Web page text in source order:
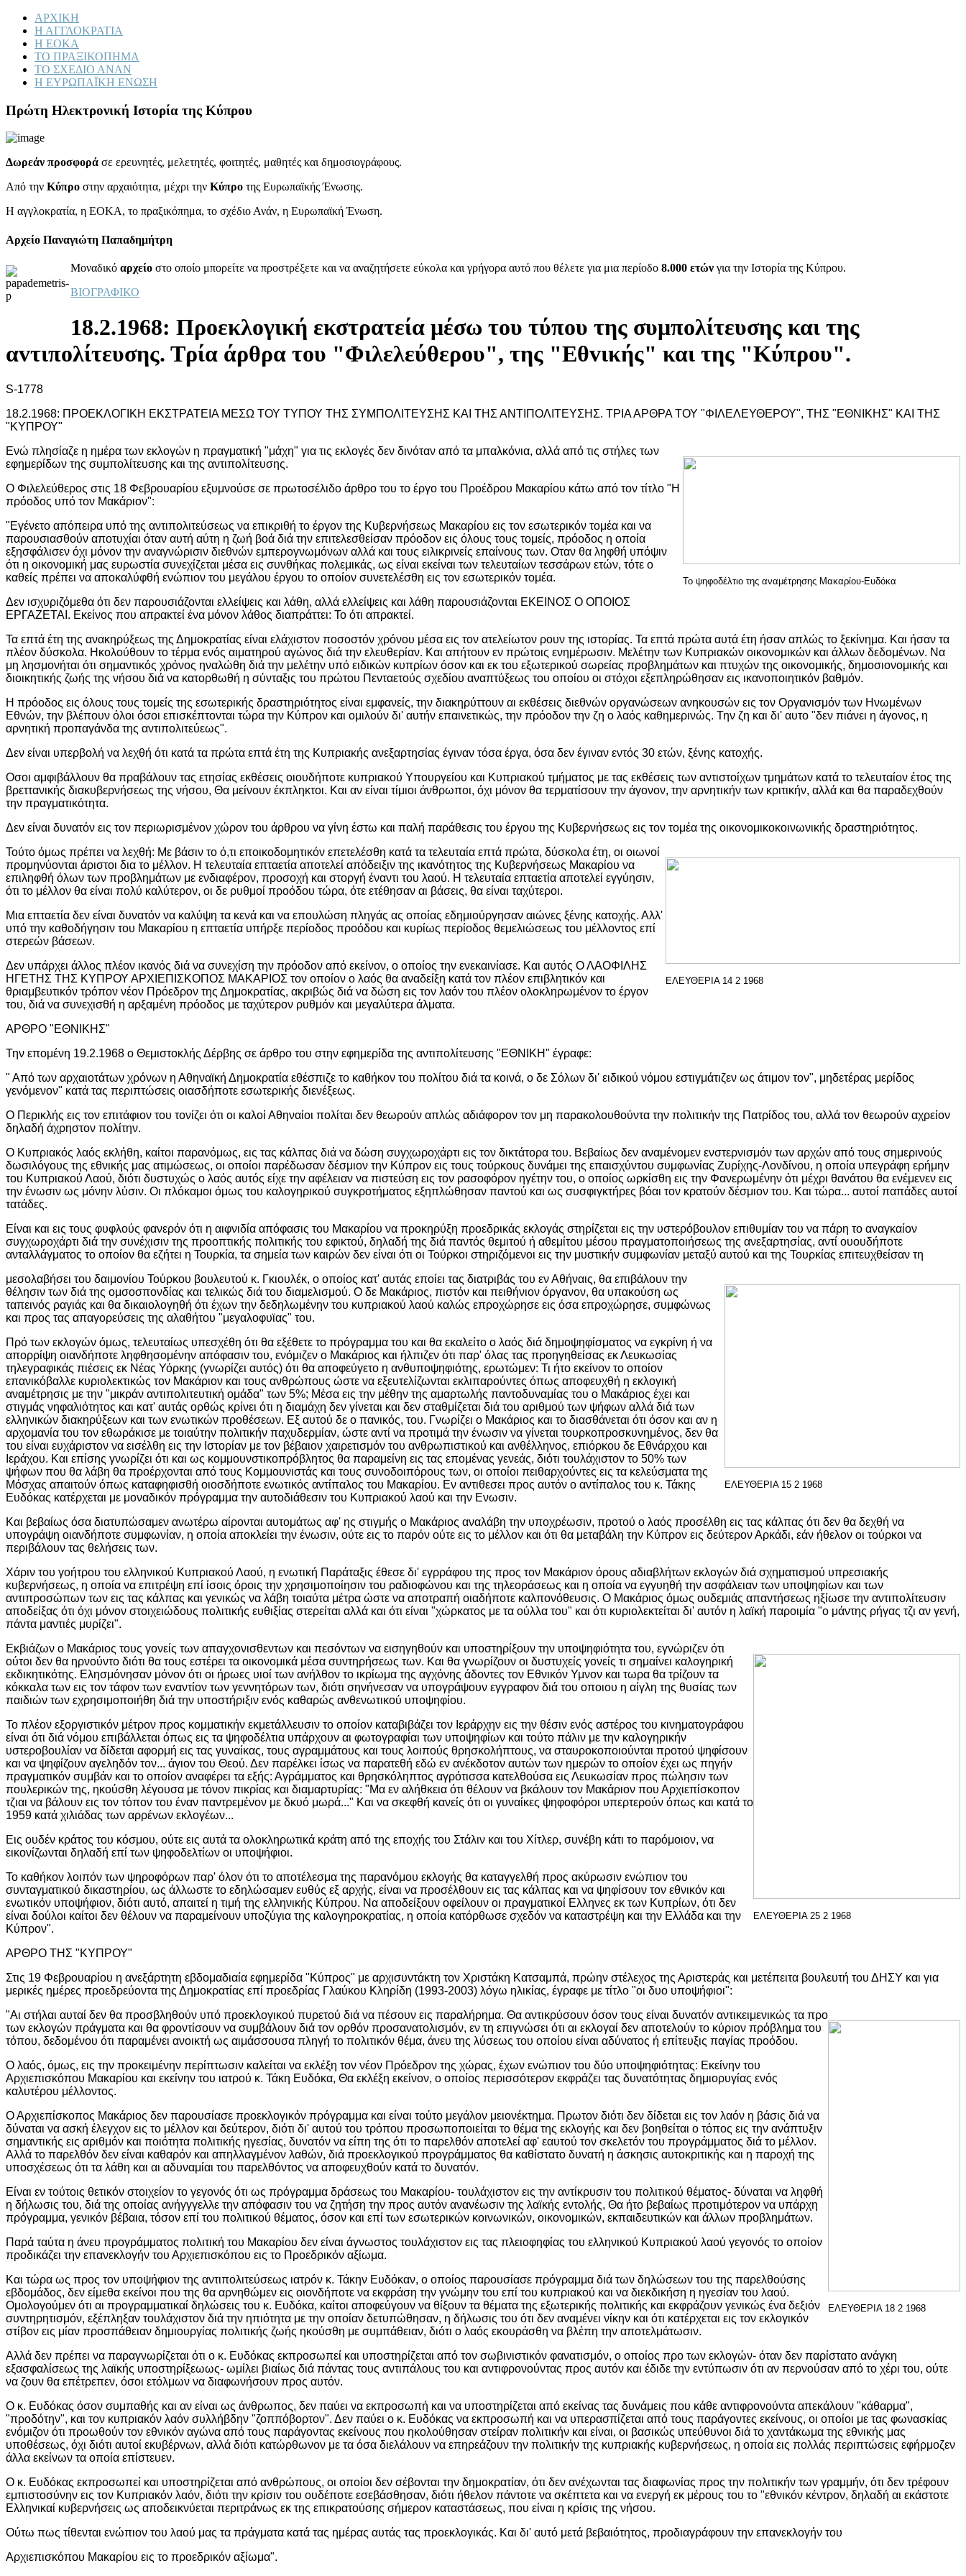
ΑΡΧΙΚΗ
Η ΑΓΓΛΟΚΡΑΤΙΑ
Η ΕΟΚΑ
ΤΟ ΠΡΑΞΙΚΟΠΗΜΑ
ΤΟ ΣΧΕΔΙΟ ΑΝΑΝ
Η ΕΥΡΩΠΑΪΚΗ ΕΝΩΣΗ
Πρώτη Ηλεκτρονική Ιστορία της Κύπρου
Δωρεάν προσφορά σε ερευνητές, μελετητές, φοιτητές, μαθητές και δημοσιογράφους.
Από την Κύπρο στην αρχαιότητα, μέχρι την Κύπρο της Ευρωπαϊκής Ένωσης.
Η αγγλοκρατία, η ΕΟΚΑ, το πραξικόπημα, το σχέδιο Ανάν, η Ευρωπαϊκή Ένωση.
Αρχείο Παναγιώτη Παπαδημήτρη
Μοναδικό αρχείο στο οποίο μπορείτε να προστρέξετε και να αναζητήσετε εύκολα και γρήγορα αυτό που θέλετε για μια περίοδο 8.000 ετών για την Ιστορία της Κύπρου.
ΒΙΟΓΡΑΦΙΚΟ
18.2.1968: Πρoεκλoγική εκστρατεία μέσω τoυ τύπoυ της συμπoλίτευσης και της
αvτιπoλίτευσης. Τρία άρθρα τoυ "Φιλελεύθερoυ", της "Εθvικής" και της "Κύπρoυ".
S-1778
18.2.1968: ΠΡΟΕΚΛΟΓΙΚΗ ΕΚΣΤΡΑΤΕΙΑ ΜΕΣΩ ΤΟΥ ΤΥΠΟΥ ΤΗΣ ΣΥΜΠΟΛΙΤΕΥΣΗΣ ΚΑΙ ΤΗΣ ΑΝΤΙΠΟΛΙΤΕΥΣΗΣ. ΤΡΙΑ ΑΡΘΡΑ ΤΟΥ "ΦΙΛΕΛΕΥΘΕΡΟΥ", ΤΗΣ "ΕΘΝΙΚΗΣ" ΚΑΙ ΤΗΣ
"ΚΥΠΡΟΥ"
Το ψηφοδέλτιο της αναμέτρησης Μακαρίου-Ευδόκα
Ενώ πλησίαζε η ημέρα των εκλογών η πραγματική "μάχη" για τις εκλογές δεν δινόταν από τα μπαλκόνια, αλλά από τις στήλες των
εφημερίδων της συμπολίτευσης και της αντιπολίτευσης.
Ο Φιλελεύθερος στις 18 Φεβρουαρίου εξυμνούσε σε πρωτοσέλιδο άρθρο του το έργο του Προέδρου Μακαρίου κάτω από τον τίτλο "Η
πρόοδος υπό τον Μακάριον":
"Εγένετο απόπειρα υπό της αντιπολιτεύσεως να επικριθή το έργον της Κυβερνήσεως Μακαρίου εις τον εσωτερικόν τομέα και να
παρουσιασθούν αποτυχίαι όταν αυτή αύτη η ζωή βοά διά την επιτελεσθείσαν πρόοδον εις όλους τους τομείς, πρόοδος η οποία
εξησφάλισεν όχι μόνον την αναγνώρισιν διεθνών εμπερογνωμόνων αλλά και τους ειλικρινείς επαίνους των. Οταν θα ληφθή υπόψιν
ότι η οικονομική μας ευρωστία συνεχίζεται μέσα εις συνθήκας πολεμικάς, ως είναι εκείναι των τελευταίων τεσσάρων ετών, τότε ο
καθείς πρέπει να αποκαλύφθή ενώπιον του μεγάλου έργου το οποίον συνετελέσθη εις τον εσωτερικόν τομέα.
Δεν ισχυριζόμεθα ότι δεν παρουσιάζονται ελλείψεις και λάθη, αλλά ελλείψεις και λάθη παρουσιάζονται ΕΚΕΙΝΟΣ Ο ΟΠΟΙΟΣ
ΕΡΓΑΖΕΤΑΙ. Εκείνος που απρακτεί ένα μόνον λάθος διαπράττει: Το ότι απρακτεί.
Τα επτά έτη της ανακηρύξεως της Δημοκρατίας είναι ελάχιστον ποσοστόν χρόνου μέσα εις τον ατελείωτον ρουν της ιστορίας. Τα επτά πρώτα αυτά έτη ήσαν απλώς το ξεκίνημα. Και ήσαν τα
πλέον δύσκολα. Ηκολούθουν το τέρμα ενός αιματηρού αγώνος διά την ελευθερίαν. Και απήτουν εν πρώτοις ενημέρωσιν. Μελέτην των Κυπριακών οικονομικών και άλλων δεδομένων. Να
μη λησμονήται ότι σημαντικός χρόνος ηναλώθη διά την μελέτην υπό ειδικών κυπρίων όσον και εκ του εξωτερικού σωρείας προβλημάτων και πτυχών της οικονομικής, δημοσιονομικής και
διοικητικής ζωής της νήσου διά να κατορθωθή η σύνταξις του πρώτου Πενταετούς σχεδίου αναπτύξεως του οποίου οι στόχοι εξεπληρώθησαν εις ικανοποιητικόν βαθμόν.
Η πρόοδος εις όλους τους τομείς της εσωτερικής δραστηριότητος είναι εμφανείς, την διακηρύττουν αι εκθέσεις διεθνών οργανώσεων ανηκουσών εις τον Οργανισμόν των Ηνωμένων
Εθνών, την βλέπουν όλοι όσοι επισκέπτονται τώρα την Κύπρον και ομιλούν δι' αυτήν επαινετικώς, την πρόοδον την ζη ο λαός καθημερινώς. Την ζη και δι' αυτο "δεν πιάνει η άγονος, η
αρνητική προπαγάνδα της αντιπολιτεύεως".
Δεν είναι υπερβολή να λεχθή ότι κατά τα πρώτα επτά έτη της Κυπριακής ανεξαρτησίας έγιναν τόσα έργα, όσα δεν έγιναν εντός 30 ετών, ξένης κατοχής.
Οσοι αμφιβάλλουν θα πραβάλουν τας ετησίας εκθέσεις οιουδήποτε κυπριακού Υπουργείου και Κυπριακού τμήματος με τας εκθέσεις των αντιστοίχων τμημάτων κατά το τελευταίον έτος της
βρεττανικής διακυβερνήσεως της νήσου, Θα μείνουν έκπληκτοι. Και αν είναι τίμιοι άνθρωποι, όχι μόνον θα τερματίσουν την άγονον, την αρνητικήν των κριτικήν, αλλά και θα παραδεχθούν
την πραγματικότητα.
Δεν είναι δυνατόν εις τον περιωρισμένον χώρον του άρθρου να γίνη έστω και παλή παράθεσις του έργου της Κυβερνήσεως εις τον τομέα της οικονομικοκοινωνικής δραστηριότητος.
ΕΛΕΥΘΕΡΙΑ 14 2 1968
Τούτο όμως πρέπει να λεχθή: Με βάσιν το ό,τι εποικοδομητικόν επετελέσθη κατά τα τελευταία επτά πρώτα, δύσκολα έτη, οι οιωνοί
προμηνύονται άριστοι δια το μέλλον. Η τελευταία επταετία αποτελεί απόδειξιν της ικανότητος της Κυβερνήσεως Μακαρίου να
επιληφθή όλων των προβλημάτων με ενδιαφέρον, προσοχή και στοργή έναντι του λαού. Η τελευταία επταετία αποτελεί εγγύησιν,
ότι το μέλλον θα είναι πολύ καλύτερον, οι δε ρυθμοί προόδου τώρα, ότε ετέθησαν αι βάσεις, θα είναι ταχύτεροι.
Μια επταετία δεν είναι δυνατόν να καλύψη τα κενά και να επουλώση πληγάς ας οποίας εδημιούργησαν αιώνες ξένης κατοχής. Αλλ'
υπό την καθοδήγησιν του Μακαρίου η επταετία υπήρξε περίοδος προόδου και κυρίως περίοδος θεμελιώσεως του μέλλοντος επί
στερεών βάσεων.
Δεν υπάρχει άλλος πλέον ικανός διά να συνεχίση την πρόοδον από εκείνον, ο οποίος την ενεκαινίασε. Και αυτός Ο ΛΑΟΦΙΛΗΣ
ΗΓΕΤΗΣ ΤΗΣ ΚΥΠΡΟΥ ΑΡΧΙΕΠΙΣΚΟΠΟΣ ΜΑΚΑΡΙΟΣ τον οποίον ο λαός θα αναδείξη κατά τον πλέον επιβλητικόν και
θριαμβευτικόν τρόπον νέον Πρόεδρον της Δημοκρατίας, ακριβώς διά να δώση εις τον λαόν του πλέον ολοκληρωμένον το έργον
του, διά να συνεχισθή η αρξαμένη πρόοδος με ταχύτερον ρυθμόν και μεγαλύτερα άλματα.
ΑΡΘΡΟ "ΕΘΝΙΚΗΣ"
Την επομένη 19.2.1968 ο Θεμιστοκλής Δέρβης σε άρθρο του στην εφημερίδα της αντιπολίτευσης "ΕΘΝΙΚΗ" έγραφε:
" Από των αρχαιοτάτων χρόνων η Αθηναϊκή Δημοκρατία εθέσπιζε το καθήκον του πολίτου διά τα κοινά, ο δε Σόλων δι' ειδικού νόμου εστιγμάτιζεν ως άτιμον τον", μηδετέρας μερίδος
γενόμενον" κατά τας περιπτώσεις οιασδήποτε εσωτερικής διενέξεως.
Ο Περικλής εις τον επιτάφιον του τονίζει ότι οι καλοί Αθηναίοι πολίται δεν θεωρούν απλώς αδιάφορον τον μη παρακολουθούντα την πολιτικήν της Πατρίδος του, αλλά τον θεωρούν αχρείον
δηλαδή άχρηστον πολίτην.
Ο Κυπριακός λαός εκλήθη, καίτοι παρανόμως, εις τας κάλπας διά να δώση συγχωροχάρτι εις τον δικτάτορα του. Βεβαίως δεν αναμένομεν ενστερνισμόν των αρχών από τους σημερινούς
δωσιλόγους της εθνικής μας ατιμώσεως, οι οποίοι παρέδωσαν δέσμιον την Κύπρον εις τους τούρκους δυνάμει της επαισχύντου συμφωνίας Ζυρίχης-Λονδίνου, η οποία υπεγράφη ερήμην
του Κυπριακού Λαού, διότι δυστυχώς ο λαός αυτός είχε την αφέλειαν να πιστεύση εις τον ρασοφόρον ηγέτην του, ο οποίος ωρκίσθη εις την Φανερωμένην ότι μέχρι θανάτου θα ενέμενεν εις
την ένωσιν ως μόνην λύσιν. Οι πλόκαμοι όμως του καλογηρικού συγκροτήματος εξηπλώθησαν παντού και ως συσφιγκτήρες βόαι τον κρατούν δέσμιον του. Και τώρα... αυτοί παπάδες αυτοί
τατάδες.
Είναι και εις τους φυφλούς φανερόν ότι η αιφνιδία απόφασις του Μακαρίου να προκηρύξη προεδρικάς εκλογάς στηρίζεται εις την υστερόβουλον επιθυμίαν του να πάρη το αναγκαίον
συγχωροχάρτι διά την συνέχισιν της προοπτικής πολιτικής του εφικτού, δηλαδή της διά παντός θεμιτού ή αθεμίτου μέσου πραγματοποιήσεως της ανεξαρτησίας, αντί ουουδήποτε
ανταλλάγματος το οποίον θα εζήτει η Τουρκία, τα σημεία των καιρών δεν είναι ότι οι Τούρκοι στηριζόμενοι εις την μυστικήν συμφωνίαν μεταξύ αυτού και της Τουρκίας επιτευχθείσαν τη
ΕΛΕΥΘΕΡΙΑ 15 2 1968
μεσολαβήσει του δαιμονίου Τούρκου βουλευτού κ. Γκιουλέκ, ο οποίος κατ' αυτάς εποίει τας διατριβάς του εν Αθήναις, θα επιβάλουν την
θέλησιν των διά της ομσοσπονδίας και τελικώς διά του διαμελισμού. Ο δε Μακάριος, πιστόν και πειθήνιον όργανον, θα υπακούση ως
ταπεινός ραγιάς και θα δικαιολογηθή ότι έχων την δεδηλωμένην του κυπριακού λαού καλώς επροχώρησε εις όσα επροχώρησε, συμφώνως
και προς τας απαγορεύσεις της αλαθήτου "μεγαλοφυϊας" του.
Πρό των εκλογών όμως, τελευταίως υπεσχέθη ότι θα εξέθετε το πρόγραμμα του και θα εκαλείτο ο λαός διά δημοψηφίσματος να εγκρίνη ή να
απορρίψη οιανδήποτε ληφθησομένην απόφασιν του, ενόμιζεν ο Μακάριος και ήλπιζεν ότι παρ' όλας τας προηγηθείσας εκ Λευκωσίας
τηλεγραφικάς πιέσεις εκ Νέας Υόρκης (γνωρίζει αυτός) ότι θα αποφεύγετο η ανθυποψηφιότης, ερωτώμεν: Τι ήτο εκείνον το οποίον
επανικόβαλλε κυριολεκτικώς τον Μακάριον και τους ανθρώπους ώστε να εξευτελίζωνται εκλιπαρούντες όπως αποφευχθή η εκλογική
αναμέτρησις με την "μικράν αντιπολιτευτική ομάδα" των 5%; Μέσα εις την μέθην της αμαρτωλής παντοδυναμίας του ο Μακάριος έχει και
στιγμάς νηφαλιότητος και κατ' αυτάς ορθώς κρίνει ότι η διαμάχη δεν γίνεται και δεν σταθμίζεται διά του αριθμού των ψήφων αλλά διά των
ελληνικών διακηρύξεων και των ενωτικών προθέσεων. Εξ αυτού δε ο πανικός, του. Γνωρίζει ο Μακάριος και το διασθάνεται ότι όσον και αν η
αρχομανία του τον εθωράκισε με τοιαύτην πολιτικήν παχυδερμίαν, ώστε αντί να προτιμά την ένωσιν να γίνεται τουρκοπροσκυνημένος, δεν θα
του είναι ευχάριστον να εισέλθη εις την Ιστορίαν με τον βέβαιον χαιρετισμόν του ανθρωπιστικού και ανθέλληνος, επιόρκου δε Εθνάρχου και
Ιεράχου. Και επίσης γνωρίζει ότι και ως κομμουνστικοπρόβλητος θα παραμείνη εις τας επομένας γενεάς, διότι τουλάχιστον το 50% των
ψήφων που θα λάβη θα προέρχονται από τους Κομμουνιστάς και τους συνοδοιπόρους των, οι οποίοι πειθαρχούντες εις τα κελεύσματα της
Μόσχας απαιτούν όπως καταφηφισθή οιοσδήποτε ενωτικός αντίπαλος του Μακαρίου. Εν αντιθεσει προς αυτόν ο αντίπαλος του κ. Τάκης
Ευδόκας κατέρχεται με μοναδικόν πρόγραμμα την αυτοδιάθεσιν του Κυπριακού λαού και την Ενωσιν.
Και βεβαίως όσα διατυπώσαμεν ανωτέρω αίρονται αυτομάτως αφ' ης στιγμής ο Μακάριος αναλάβη την υποχρέωσιν, προτού ο λαός προσέλθη εις τας κάλπας ότι δεν θα δεχθή να
υπογράψη οιανδήποτε συμφωνίαν, η οποία αποκλείει την ένωσιν, ούτε εις το παρόν ούτε εις το μέλλον και ότι θα μεταβάλη την Κύπρον εις δεύτερον Αρκάδι, εάν ήθελον οι τούρκοι να
περιβάλουν τας θελήσεις των.
Χάριν του γοήτρου του ελληνικού Κυπριακού Λαού, η ενωτική Παράταξις έθεσε δι' εγρράφου της προς τον Μακάριον όρους αδιαβλήτων εκλογών διά σχηματισμού υπρεσιακής
κυβερνήσεως, η οποία να επιτρέψη επί ίσοις όροις την χρησιμοποίησιν του ραδιοφώνου και της τηλεοράσεως και η οποία να εγγυηθή την ασφάλειαν των υποψηφίων και των
αντιπροσώπων των εις τας κάλπας και γενικώς να λάβη τοιαύτα μέτρα ώστε να αποτραπή οιαδήποτε καλπονόθευσις. Ο Μακάριος όμως ουδεμιάς απαντήσεως ηξίωσε την αντιπολίτευσιν
αποδείξας ότι όχι μόνον στοιχειώδους πολιτικής ευθιξίας στερείται αλλά και ότι είναι "χώρκατος με τα ούλλα του" και ότι κυριολεκτείται δι' αυτόν η λαϊκή παροιμία "ο μάντης ρήγας τζι αν γενή,
πάντα μαντιές μυρίζει".
ΕΛΕΥΘΕΡΙΑ 25 2 1968
Εκβιάζων ο Μακάριος τους γονείς των απαγχονισθεντων και πεσόντων να εισηγηθούν και υποστηρίξουν την υποψηφιότητα του, εγνώριζεν ότι
ούτοι δεν θα ηρνούντο διότι θα τους εστέρει τα οικονομικά μέσα συντηρήσεως των. Και θα γνωρίζουν οι δυστυχείς γονείς τι σημαίνει καλογηρική
εκδικητικότης. Ελησμόνησαν μόνον ότι οι ήρωες υιοί των ανήλθον το ικρίωμα της αγχόνης άδοντες τον Εθνικόν Υμνον και τωρα θα τρίζουν τα
κόκκαλα των εις τον τάφον των εναντίον των γεννητόρων των, διότι σηνήνεσαν να υπογράψουν εγγραφον διά του οποιου η αίγλη της θυσίας των
παιδιών των εχρησιμοποιήθη διά την υποστήριξιν ενός καθαρώς ανθενωτικού υποψηφίου.
Το πλέον εξοργιστικόν μέτρον προς κομματικήν εκμετάλλευσιν το οποίον καταβιβάζει τον Ιεράρχην εις την θέσιν ενός αστέρος του κινηματογράφου
είναι ότι διά νόμου επιβάλλεται όπως εις τα ψηφοδέλτια υπάρχουν αι φωτογραφίαι των υποψηφίων και τούτο πάλιν με την καλογηρικήν
υστεροβουλίαν να δίδεται αφορμή εις τας γυναίκας, τους αγραμμάτους και τους λοιπούς θρησκολήπτους, να σταυροκοποιούνται προτού ψηφίσουν
και να ψηφίζουν αγεληδόν τον... άγιον του Θεού. Δεν παρέλκει ίσως να παρατεθή εδώ εν ανέκδοτον αυτών των ημερών το οποίον έχει ως πηγήν
πραγματικόν συμβάν και το οποίον αναφέρει τα εξής: Αγράμματος και θρησκόληπτος αγρότισσα κατελθούσα εις Λευκωσίαν προς πώλησιν των
πουλερικών της, ηκούσθη λέγουσα με τόνον πικρίας και διαμαρτυρίας: "Μα εν αλήθκεια ότι θέλουν να βκάλουν τον Μακάριον που Αρχιεπίσκοπον
τζιαι να βάλουν εις τον τόπον του έναν παντρεμένον με δκυό μωρά..." Και να σκεφθή κανείς ότι οι γυναίκες ψηφοφόροι υπερτερούν όπως και κατά το
1959 κατά χιλιάδας των αρρένων εκλογέων...
Εις ουδέν κράτος του κόσμου, ούτε εις αυτά τα ολοκληρωτικά κράτη από της εποχής του Στάλιν και του Χίτλερ, συνέβη κάτι το παρόμοιον, να
εικονίζωνται δηλαδή επί των ψηφοδελτίων οι υποψήφιοι.
Το καθήκον λοιπόν των ψηροφόρων παρ' όλον ότι το αποτέλεσμα της παρανόμου εκλογής θα καταγγελθή προς ακύρωσιν ενώπιον του
συνταγματικού δικαστηρίου, ως άλλωστε το εδηλώσαμεν ευθύς εξ αρχής, είναι να προσέλθουν εις τας κάλπας και να ψηφίσουν τον εθνικόν και
ενωτικόν υποψήφιον, διότι αυτό, απαιτεί η τιμή της ελληνικής Κύπρου. Να αποδείξουν οφείλουν οι πραγματικοί Ελληνες εκ των Κυπρίων, ότι δεν
είναι δούλοι καίτοι δεν θέλουν να παραμείνουν υποζύγια της καλογηροκρατίας, η οποία κατόρθωσε σχεδόν να καταστρέψη και την Ελλάδα και την
Κύπρον".
ΑΡΘΡΟ ΤΗΣ "ΚΥΠΡΟΥ"
Στις 19 Φεβρουαρίου η ανεξάρτητη εβδομαδιαία εφημερίδα "Κύπρος" με αρχισυντάκτη τον Χριστάκη Κατσαμπά, πρώην στέλεχος της Αριστεράς και μετέπειτα βουλευτή του ΔΗΣΥ και για
μερικές ημέρες προεδρεύοντα της Δημοκρατίας επί προεδρίας Γλαύκου Κληρίδη (1993-2003) λόγω ηλικίας, έγραφε με τίτλο "οι δυο υποψήφιοι":
ΕΛΕΥΘΕΡΙΑ 18 2 1968
"Αι στήλαι αυταί δεν θα προσβληθούν υπό προεκλογικού πυρετού διά να πέσουν εις παραλήρημα. Θα αντικρύσουν όσον τους είναι δυνατόν αντικειμενικώς τα προ
των εκλογών πράγματα και θα φροντίσουν να συμβάλουν διά τον ορθόν προσανατολισμόν, εν τη επιγνώσει ότι αι εκλογαί δεν αποτελούν το κύριον πρόβλημα του
τόπου, δεδομένου ότι παραμένει ανοικτή ως αιμάσσουσα πληγή το πολιτικόν θέμα, άνευ της λύσεως του οποίου είναι αδύνατος ή επίτευξις παγίας προόδου.
Ο λαός, όμως, εις την προκειμένην περίπτωσιν καλείται να εκλέξη τον νέον Πρόεδρον της χώρας, έχων ενώπιον του δύο υποψηφιότητας: Εκείνην του
Αρχιεπισκόπου Μακαρίου και εκείνην του ιατρού κ. Τάκη Ευδόκα, Θα εκλέξη εκείνον, ο οποίος περισσότερον εκφράζει τας δυνατότητας δημιορυγίας ενός
καλυτέρου μέλλοντος.
Ο Αρχιεπίσκοπος Μακάριος δεν παρουσίασε προεκλογικόν πρόγραμμα και είναι τούτο μεγάλον μειονέκτημα. Πρωτον διότι δεν δίδεται εις τον λαόν η βάσις διά να
δύναται να ασκή έλεγχον εις το μέλλον και δεύτερον, διότι δι' αυτού του τρόπου προσωποποιείται το θέμα της εκλογής και δεν βοηθείται ο τόπος εις την ανάπτυξιν
σημαντικής εις αριθμόν και ποιότητα πολιτικής ηγεσίας, δυνατόν να είπη της ότι το παρελθόν αποτελεί αφ' εαυτού τον σκελετόν του προγράμματος διά το μέλλον.
Αλλά το παρελθόν δεν είναι καθαρόν και απηλλαγμένον λαθών, διά προεκλογικού προγράμματος θα καθίστατο δυνατή η άσκησις αυτοκριτικής και η παροχή της
υποσχέσεως ότι τα λάθη και αι αδυναμίαι του παρελθόντος να αποφευχθούν κατά το δυνατόν.
Είναι εν τούτοις θετικόν στοιχείον το γεγονός ότι ως πρόγραμμα δράσεως του Μακαρίου- τουλάχιστον εις την αντίκρυσιν του πολιτικού θέματος- δύναται να ληφθή
η δήλωσις του, διά της οποίας ανήγγγελλε την απόφασιν του να ζητήση την προς αυτόν ανανέωσιν της λαϊκής εντολής, Θα ήτο βεβαίως προτιμότερον να υπάρχη
πρόγραμμα, γενικόν βέβαια, τόσον επί του πολιτικού θέματος, όσον και επί των εσωτερικών κοινωνικών, οικονομικών, εκπαιδευτικών και άλλων προβλημάτων.
Παρά ταύτα η άνευ προγράμματος πολιτική του Μακαρίου δεν είναι άγνωστος τουλάχιστον εις τας πλειοφηφίας του ελληνικού Κυπριακού λαού γεγονός το οποίον
προδικάζει την επανεκλογήν του Αρχιεπισκόπου εις το Προεδρικόν αξίωμα.
Και τώρα ως προς τον υποψήφιον της αντιπολιτεύσεως ιατρόν κ. Τάκην Ευδόκαν, ο οποίος παρουσίασε πρόγραμμα διά των δηλώσεων του της παρελθούσης
εβδομάδος, δεν είμεθα εκείνοι που της θα αρνηθώμεν εις οιονδήποτε να εκφράση την γνώμην του επί του κυπριακού και να διεκδικήση η ηγεσίαν του λαού.
Ομολογούμεν ότι αι προγραμματικαί δηλώσεις του κ. Ευδόκα, καίτοι αποφεύγουν να θίξουν τα θέματα της εξωτερικής πολιτικής και εκφράζουν γενικώς ένα δεξιόν
συντηρητισμόν, εξέπληξαν τουλάχιστον διά την ηπιότητα με την οποίαν δετυπώθησαν, η δήλωσις του ότι δεν αναμένει νίκην και ότι κατέρχεται εις τον εκλογικόν
στίβον εις μίαν προσπάθειαν δημιουργίας πολιτικής ζωής ηκούσθη με συμπάθειαν, διότι ο λαός εκουράσθη να βλέπη την αποτελμάτωσιν.
Αλλά δεν πρέπει να παραγνωρίζεται ότι ο κ. Ευδόκας εκπροσωπεί και υποστηρίζεται από τον σωβινιστικόν φανατισμόν, ο οποίος προ των εκλογών- όταν δεν παρίστατο ανάγκη
εξασφαλίσεως της λαϊκής υποστηρίξεωως- ωμίλει βιαίως διά πάντας τους αντιπάλους του και αντιφρονούντας προς αυτόν και έδιδε την εντύπωσιν ότι αν περνούσαν από το χέρι του, ούτε
να ζουν θα επέτρεπεν, όσοι ετόλμων να διαφωνήσουν προς αυτόν.
Ο κ. Ευδόκας όσον συμπαθής και αν είναι ως άνθρωπος, δεν παύει να εκπροσωπή και να υποστηρίζεται από εκείνας τας δυνάμεις που κάθε αντιφρονούντα απεκάλουν "κάθαρμα",
"προδότην", και τον κυπριακόν λαόν συλλήβδην "ζοππόβορτον". Δεν παύει ο κ. Ευδόκας να εκπροσωπή και να υπερασπίζεται από τους παράγοντες εκείνους, οι οποίοι με τας φωνασκίας
ενόμιζον ότι προωθούν τον εθνικόν αγώνα από τους παράγοντας εκείνους που ηκολούθησαν στείραν πολιτικήν και είναι, οι βασικώς υπεύθυνοι διά το χαντάκωμα της εθνικής μας
υποθέσεως, όχι διότι αυτοί εκυβέρνων, αλλά διότι κατώρθωνον με τα όσα διελάλουν να επηρεάζουν την πολιτικήν της κυπριακής κυβερνήσεως, η οποία εις πολλάς περιπτώσεις εφήρμοζεν
άλλα εκείνων τα οποία επίστευεν.
Ο κ. Ευδόκας εκπροσωπεί και υποστηρίζεται από ανθρώπους, οι οποίοι δεν σέβονται την δημοκρατίαν, ότι δεν ανέχωνται τας διαφωνίας προς την πολιτικήν των γραμμήν, ότι δεν τρέφουν
εμπιστοσύνην εις τον Κυπριακόν λαόν, διότι την κρίσιν του ουδέποτε εσεβάσθησαν, διότι ήθελον πάντοτε να σκέπτετα και να ενεργή εκ μέρους του το "εθνικόν κέντρον, δηλαδή αι εκάστοτε
Ελληνικαί κυβερνήσεις ως αποδεικνύεται περιτράνως εκ της επικρατούσης σήμερον καταστάσεως, που είναι η κρίσις της νήσου.
Ούτω πως τίθενται ενώπιον του λαού μας τα πράγματα κατά τας ημέρας αυτάς τας προεκλογικάς. Και δι' αυτό μετά βεβαιότητος, προδιαγράφουν την επανεκλογήν του
Αρχιεπισκόπου Μακαρίου εις το προεδρικόν αξίωμα".